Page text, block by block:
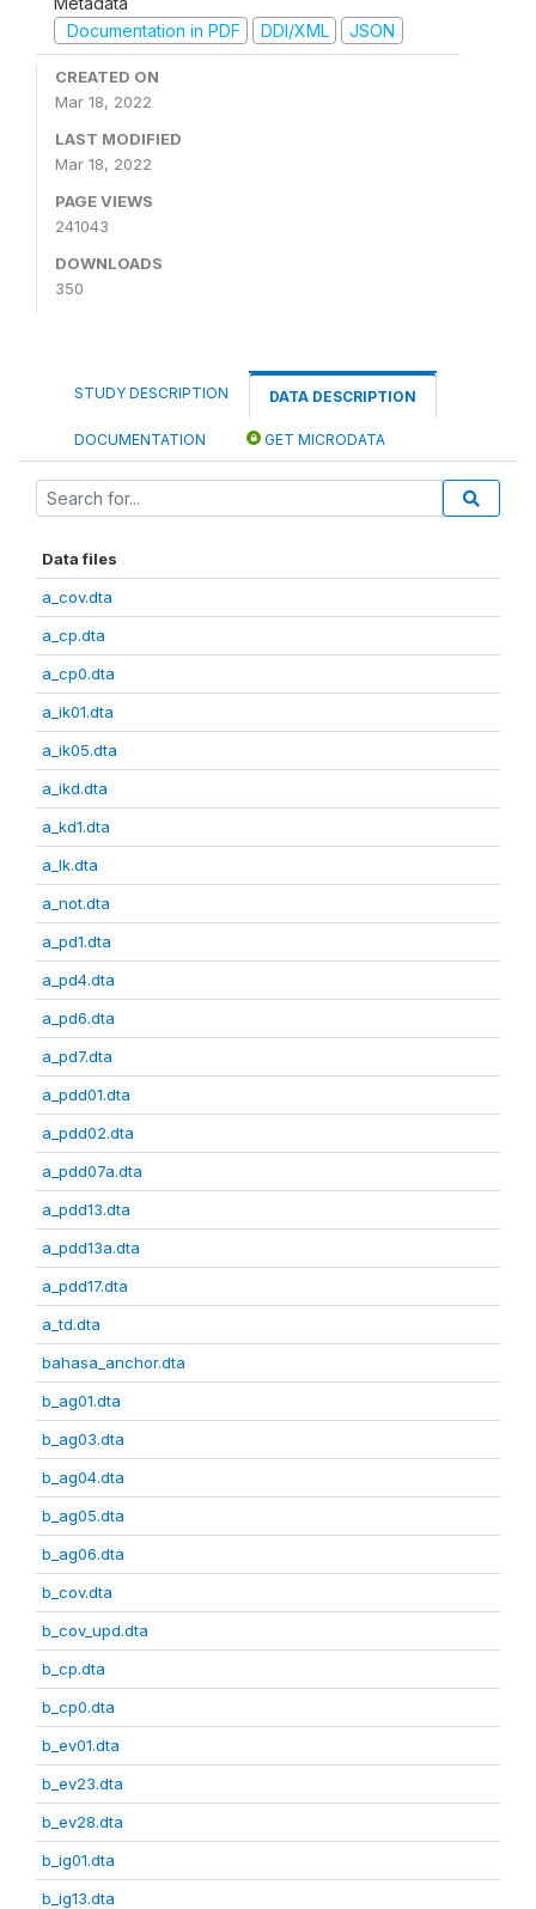
Documentation in PDF
DDI/XML JSON
CREATED ON
Mar 18, 2022
LAST MODIFIED
Mar 18, 2022
PAGE VIEWS
241043
DOWNLOADS
350
STUDY DESCRIPTION DATA DESCRIPTION
DOCUMENTATION GET MICRODATA
Data files
a_cov.dta
a_cp.dta
a_cp0.dta
a_ik01.dta
a_ik05.dta
a_ikd.dta
a_kd1.dta
a_lk.dta
a_not.dta
a_pd1.dta
a_pd4.dta
a_pd6.dta
a_pd7.dta
a_pdd01.dta
a_pdd02.dta
a_pdd07a.dta
a_pdd13.dta
a_pdd13a.dta
a_pdd17.dta
a_td.dta
bahasa_anchor.dta
b_ag01.dta
b_ag03.dta
b_ag04.dta
b_ag05.dta
b_ag06.dta
b_cov.dta
b_cov_upd.dta
b_cp.dta
b_cp0.dta
b_ev01.dta
b_ev23.dta
b_ev28.dta
b_ig01.dta
b_ig13.dta